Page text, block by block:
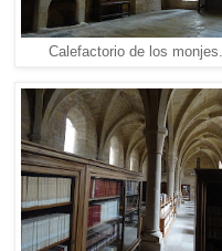
Calefactorio de los monjes.